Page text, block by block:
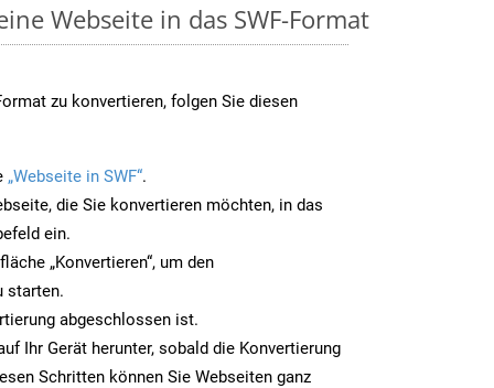
Webseite in das SWF-Format
zu konvertieren, folgen Sie diesen
„Webseite in SWF“.
die Sie konvertieren möchten, in das
ein.
„Konvertieren“, um den
starten.
abgeschlossen ist.
Ihr Gerät herunter, sobald die Konvertierung
Schritten können Sie Webseiten ganz